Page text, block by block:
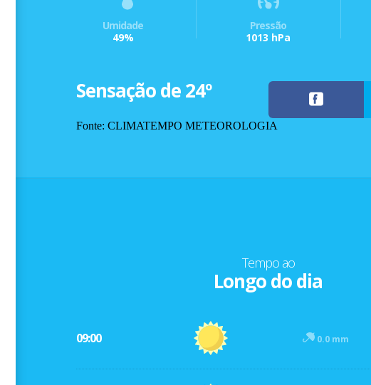
Umidade
49%
Pressão
1013 hPa
Sensação de 24º
Fonte: CLIMATEMPO METEOROLOGIA
Tempo ao
Longo do dia
09:00 0.0 mm